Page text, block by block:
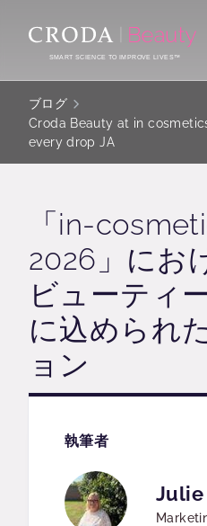
ン
キ
ー
ッ
SMART SCIENCE TO IMPROVE LIVES™
ブログ
Croda Beauty at in
every drop JA
「in-
2026」にお
ビューティ
に込められ
ョン
執筆者
Julie